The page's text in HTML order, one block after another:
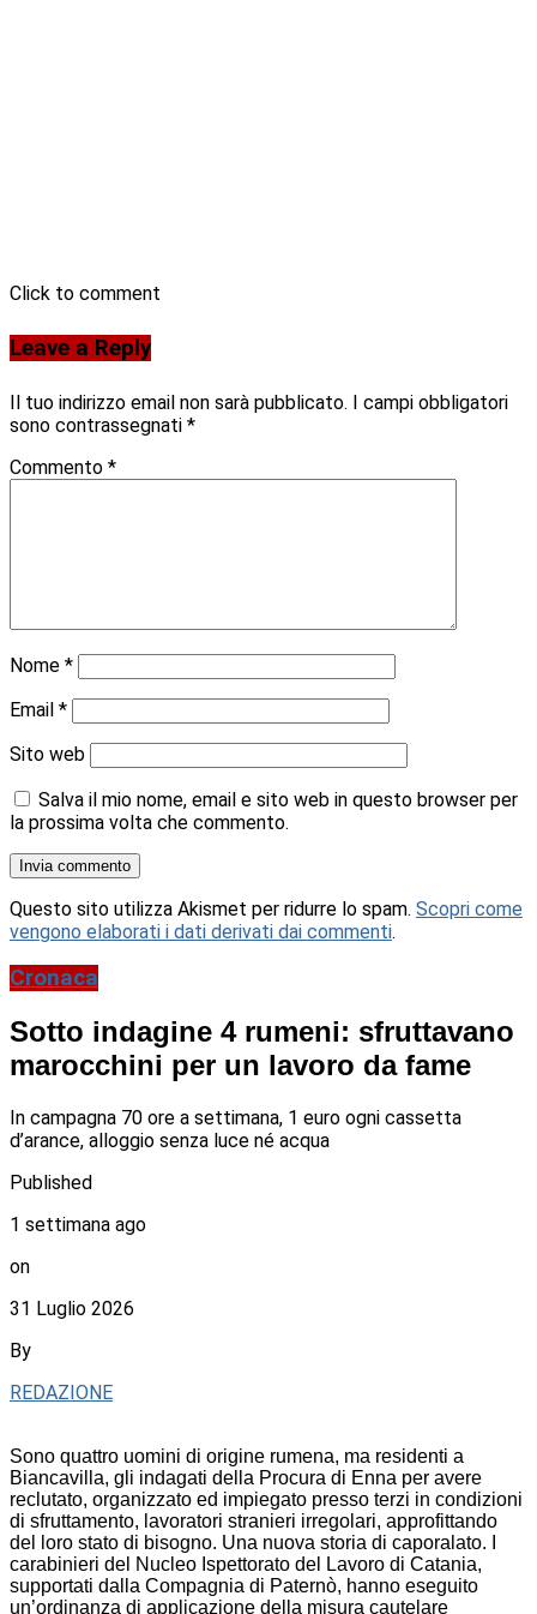
Click to comment
Leave a Reply
Il tuo indirizzo email non sarà pubblicato. I campi obbligatori
sono contrassegnati *
Commento *
Nome *
Email *
Sito web
Salva il mio nome, email e sito web in questo browser per
la prossima volta che commento.
Questo sito utilizza Akismet per ridurre lo spam. Scopri come
vengono elaborati i dati derivati dai commenti.
Cronaca
Sotto indagine 4 rumeni: sfruttavano
marocchini per un lavoro da fame
In campagna 70 ore a settimana, 1 euro ogni cassetta
d’arance, alloggio senza luce né acqua
Published
1 settimana ago
on
31 Luglio 2026
By
REDAZIONE
Sono quattro uomini di origine rumena, ma residenti a
Biancavilla, gli indagati della Procura di Enna per avere
reclutato, organizzato ed impiegato presso terzi in condizioni
di sfruttamento, lavoratori stranieri irregolari, approfittando
del loro stato di bisogno. Una nuova storia di caporalato. I
carabinieri del Nucleo Ispettorato del Lavoro di Catania,
supportati dalla Compagnia di Paternò, hanno eseguito
un’ordinanza di applicazione della misura cautelare